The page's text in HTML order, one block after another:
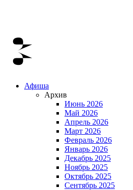
Афиша
Архив
Июнь 2026
Май 2026
Апрель 2026
Март 2026
Февраль 2026
Январь 2026
Декабрь 2025
Ноябрь 2025
Октябрь 2025
Сентябрь 2025